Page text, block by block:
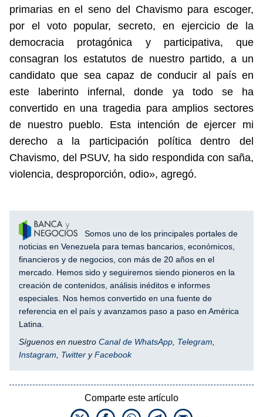
primarias en el seno del Chavismo para escoger,
por el voto popular, secreto, en ejercicio de la
democracia protagónica y participativa, que
consagran los estatutos de nuestro partido, a un
candidato que sea capaz de conducir al país en
este laberinto infernal, donde ya todo se ha
convertido en una tragedia para amplios sectores
de nuestro pueblo. Esta intención de ejercer mi
derecho a la participación política dentro del
Chavismo, del PSUV, ha sido respondida con saña,
violencia, desproporción, odio», agregó.
Somos uno de los principales portales de
noticias en Venezuela para temas bancarios, económicos,
financieros y de negocios, con más de 20 años en el
mercado. Hemos sido y seguiremos siendo pioneros en la
creación de contenidos, análisis inéditos e informes
especiales. Nos hemos convertido en una fuente de
referencia en el país y avanzamos paso a paso en América
Latina.
Síguenos en nuestro Canal de WhatsApp, Telegram,
Instagram, Twitter yFacebook
Comparte este artículo